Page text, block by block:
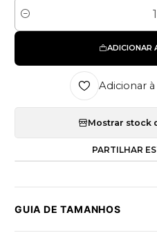
Quantidade
ADICIONAR
Adicionar
Mostrar stock
PARTILHAR
GUIA DE TAMANHOS